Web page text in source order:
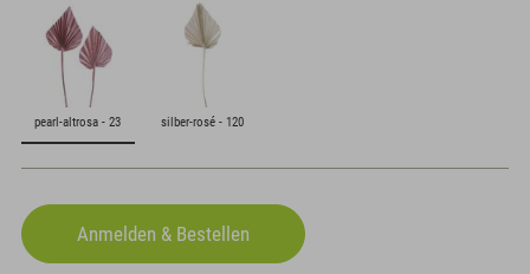
pearl-altrosa - 23 silber-rosé - 120